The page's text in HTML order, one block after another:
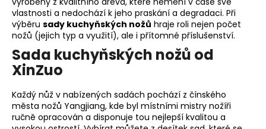
vlastnosti a nedochází k jeho praskání a degradaci. Při
výběru sady kuchyňských nožů hraje roli nejen počet
nožů (jejich typ a využití), ale i přítomné příslušenství.
Sada kuchyňských nožů od
XinZuo
Každý nůž v nabízených sadách pochází z čínského
města nožů Yangjiang, kde byl místními mistry nožíři
ručně opracován a disponuje tou nejlepší kvalitou a
e
b
u
j
e
t
e
n